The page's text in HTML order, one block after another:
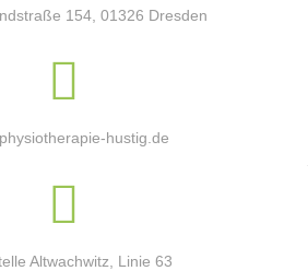
154, 01326 Dresden
hustig.de
Altwachwitz, Linie 63